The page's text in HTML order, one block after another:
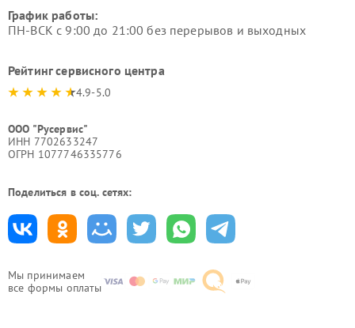
Мы принимаем
все формы оплаты
График работы:
ПН-ВСК с 9:00 до 21:00 без перерывов и выходных
Рейтинг сервисного центра
4.9-5.0
ООО "Русервис"
ИНН 7702633247
ОГРН 1077746335776
Поделиться в соц. сетях: